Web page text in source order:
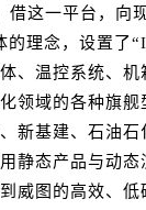
借这一平台，向
的理念，设置了
、温控系统、机
领域的各种旗
新基建、石油
静态产品与动态
威图的高效、